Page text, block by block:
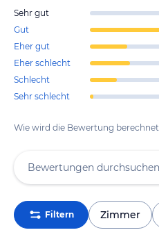
Sehr gut
Gut
Eher gut
Eher schlecht
Schlecht
Sehr schlecht
Wie wird die Bewertung
Filtern Zimmer